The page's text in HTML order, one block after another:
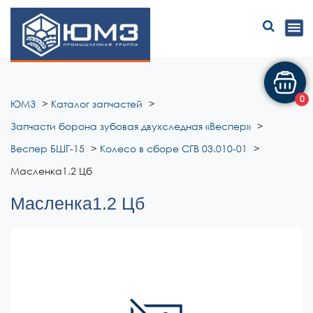
ЮМЗ
ЮМЗ
Каталог запчастей
Запчасти борона зубовая двухследная «Веспер»
Веспер БШГ-15
Колесо в сборе СГВ 03.010-01
Масленка1.2 Цб
Масленка1.2 Цб
0